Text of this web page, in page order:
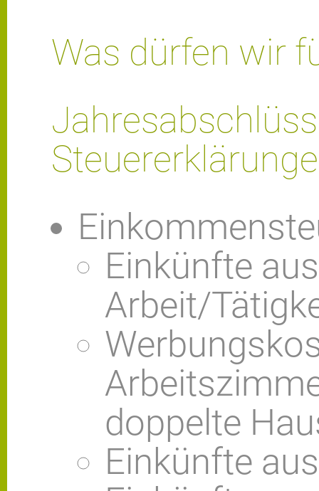
Was dürfen wir
Einkünfte
Arbeit/
doppelte
Einkünfte